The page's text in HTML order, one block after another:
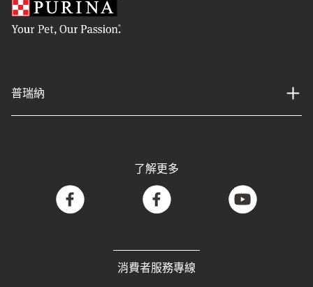
普瑞納
消費者服務專線
了解更多
facebook facebook youtube